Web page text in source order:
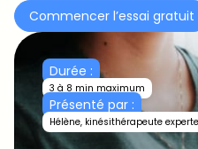
Durée :
3 à 8 min maximum
Présenté par :
Hélène, kinésithérapeute
Commencer l’essai gratuit